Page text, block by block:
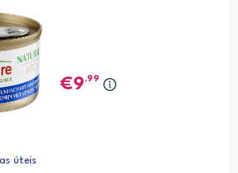
9,99
úteis